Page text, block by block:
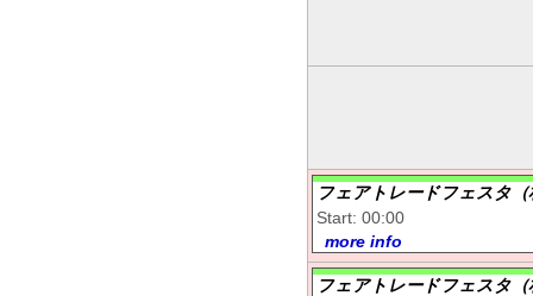
フェアトレードフェスタ（
Start: 00:00
more info
フェアトレードフェスタ（